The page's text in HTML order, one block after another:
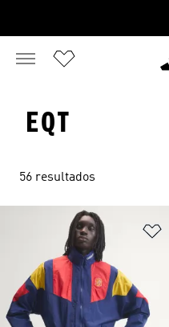
EQT
56 resultados